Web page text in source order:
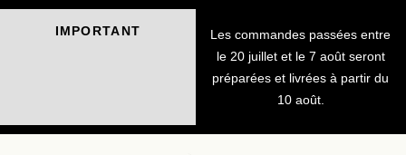
IMPORTANT
Les commandes passées entre
le 20 juillet et le 7 août seront
préparées et livrées à partir du
10 août.